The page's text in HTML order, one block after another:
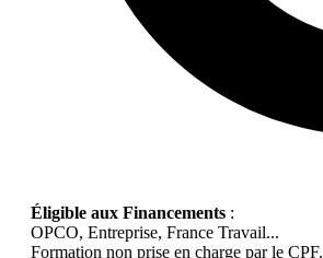
Éligible aux Financements :
OPCO, Entreprise, France Travail...
Formation non prise en charge par le CPF.